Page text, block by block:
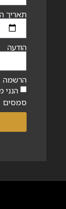
תאריך
הודעה
הרשמה
סמסים